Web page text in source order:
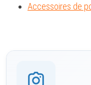
Accessoires de